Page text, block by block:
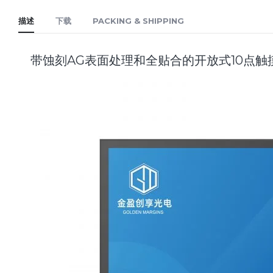
描述 下载 PACKING & SHIPPING
带蚀刻AG表面处理和全贴合的开放式10点触